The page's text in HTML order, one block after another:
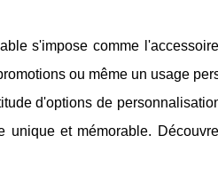
s'impose comme
ou même un usage
d'options de
unique et mémorable.